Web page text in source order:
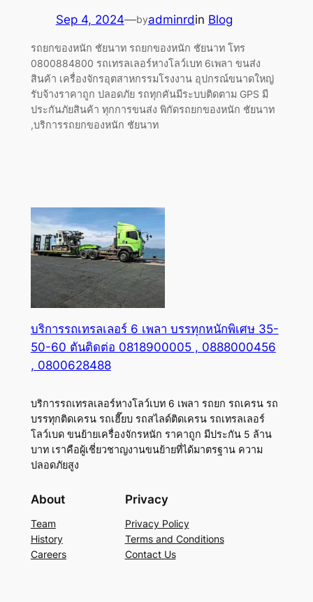
Sep 4, 2024—byadminrdin Blog
รถยกของหนัก ชัยนาท รถยกของหนัก ชัยนาท โทร
0800884800 รถเทรลเลอร์หางโลว์เบท 6เพลา ขนส่ง
สินค้า เครื่องจักรอุตสาหกรรมโรงงาน อุปกรณ์ขนาดใหญ่
รับจ้างราคาถูก ปลอดภัย รถทุกคันมีระบบติดตาม GPS มี
ประกันภัยสินค้า ทุกการขนส่ง พิกัดรถยกของหนัก ชัยนาท
,บริการรถยกของหนัก ชัยนาท
บริการรถเทรลเลอร์ 6 เพลา บรรทุกหนักพิเศษ 35-
50-60 ตันติดต่อ 0818900005 , 0888000456
, 0800628488
บริการรถเทรลเลอร์หางโลว์เบท 6 เพลา รถยก รถเครน รถ
บรรทุกติดเครน รถเฮี๊ยบ รถสไลด์ติดเครน รถเทรลเลอร์
โลว์เบด ขนย้ายเครื่องจักรหนัก ราคาถูก มีประกัน 5 ล้าน
บาท เราคือผู้เชี่ยวชาญงานขนย้ายที่ได้มาตรฐาน ความ
ปลอดภัยสูง
About
Team
History
Careers
Privacy
Privacy Policy
Terms and Conditions
Contact Us